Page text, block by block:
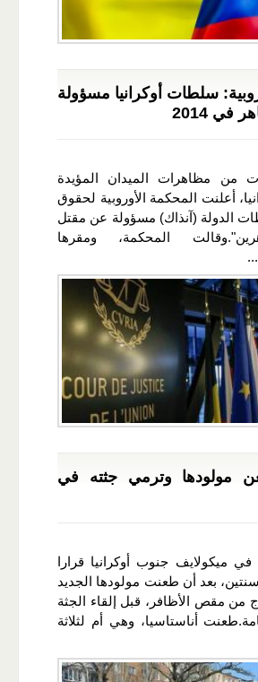
سلطات أوكرانيا مسؤولة
2014
من مظاهرات الميدان المؤيدة
أعلنت المحكمة الأوروبية لحقوق
الدولة (آنذاك) مسؤولة عن مقتل
المحكمة، ومقرها
مولودها وترمي جثته في
ميكولايف جنوب أوكرانيا قرارا
بعد أن طعنت مولودها الجديد
من مقص الأظافر، قبل إلقاء الجثة
أناستاسيا، وهي أم لثلاثة